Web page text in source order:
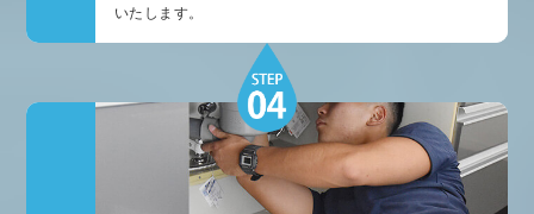
いたします。